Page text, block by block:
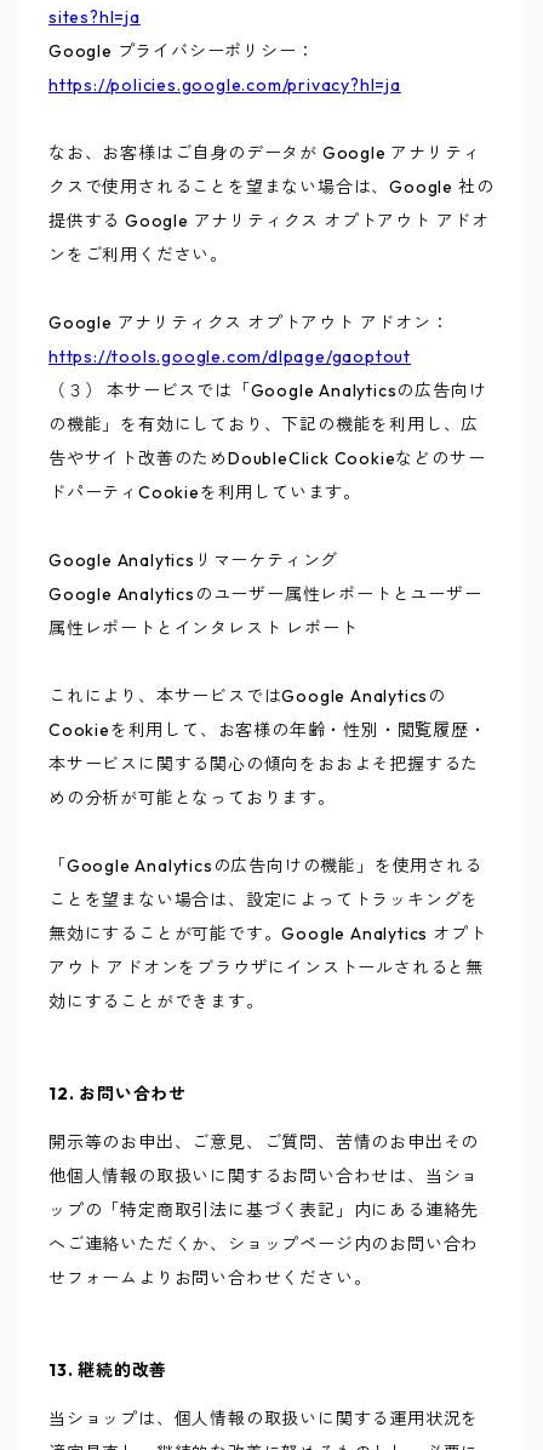
sites?hl=ja
Google プライバシーポリシー：
https://policies.google.com/privacy?hl=ja
なお、お客様はご自身のデータが Google アナリティ
クスで使用されることを望まない場合は、Google 社の
提供する Google アナリティクス オプトアウト アドオ
ンをご利用ください。
Google アナリティクス オプトアウト アドオン：
https://tools.google.com/dlpage/gaoptout
（３） 本サービスでは「Google Analyticsの広告向け
の機能」を有効にしており、下記の機能を利用し、広
告やサイト改善のためDoubleClick Cookieなどのサー
ドパーティCookieを利用しています。
Google Analyticsリマーケティング
Google Analyticsのユーザー属性レポートとユーザー
属性レポートとインタレスト レポート
これにより、本サービスではGoogle Analyticsの
Cookieを利用して、お客様の年齢・性別・閲覧履歴・
本サービスに関する関心の傾向をおおよそ把握するた
めの分析が可能となっております。
「Google Analyticsの広告向けの機能」を使用される
ことを望まない場合は、設定によってトラッキングを
無効にすることが可能です。Google Analytics オプト
アウト アドオンをブラウザにインストールされると無
効にすることができます。
12. お問い合わせ
開示等のお申出、ご意見、ご質問、苦情のお申出その
他個人情報の取扱いに関するお問い合わせは、当ショ
ップの「特定商取引法に基づく表記」内にある連絡先
へご連絡いただくか、ショップページ内のお問い合わ
せフォームよりお問い合わせください。
13. 継続的改善
当ショップは、個人情報の取扱いに関する運用状況を